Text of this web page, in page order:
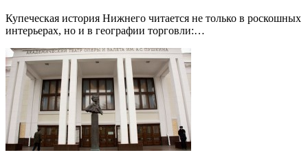
Купеческая история Нижнего читается не только в роскошных
интерьерах, но и в географии торговли:…